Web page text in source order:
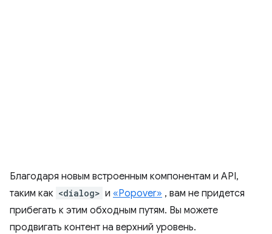
Благодаря новым встроенным компонентам и API,
таким как <dialog> и «Popover» , вам не придется
прибегать к этим обходным путям. Вы можете
продвигать контент на верхний уровень.